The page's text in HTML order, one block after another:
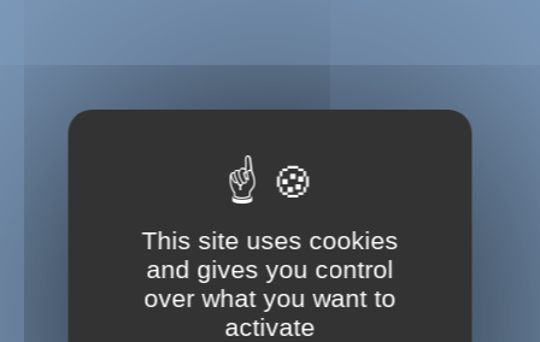
This site uses cookies
and gives you control
over what you want to
activate